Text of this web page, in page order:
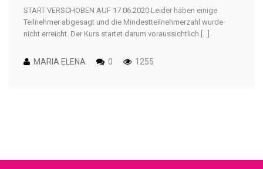
START VERSCHOBEN AUF 17.06.2020 Leider haben einige
Teilnehmer abgesagt und die Mindestteilnehmerzahl wurde
nicht erreicht. Der Kurs startet darum voraussichtlich [...]
MARIA ELENA 0 1255